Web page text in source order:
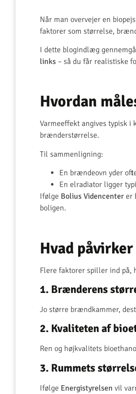
Når man overvejer en
faktorer som størrelse,
I dette blogindlæg
links – så du får realistiske
Hvordan
Varmeeffekt angives typisk i
brænderstørrelse.
Til sammenligning:
En brændeovn yder
En elradiator ligger
Ifølge Bolius Videncenter er
boligen.
Hvad
Flere faktorer spiller ind på,
1. Brænderens
Jo større brændkammer,
2. Kvaliteten af
Ren og højkvalitets
3. Rummets
Ifølge Energistyrelsen vil